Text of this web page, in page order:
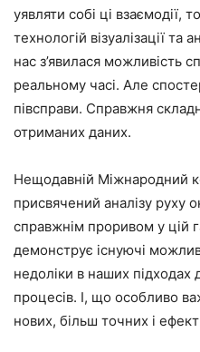
уявляти собі ці взаємодії,
технологій візуалізації та
нас з’явилася можливість
реальному часі. Але
півсправи. Справжня
отриманих даних.
Нещодавній Міжнародний
присвячений аналізу руху
справжнім проривом у цій
демонструє існуючі
недоліки в наших підходах
процесів. І, що особливо
нових, більш точних і